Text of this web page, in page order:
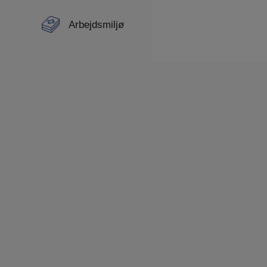
Arbejdsmiljø